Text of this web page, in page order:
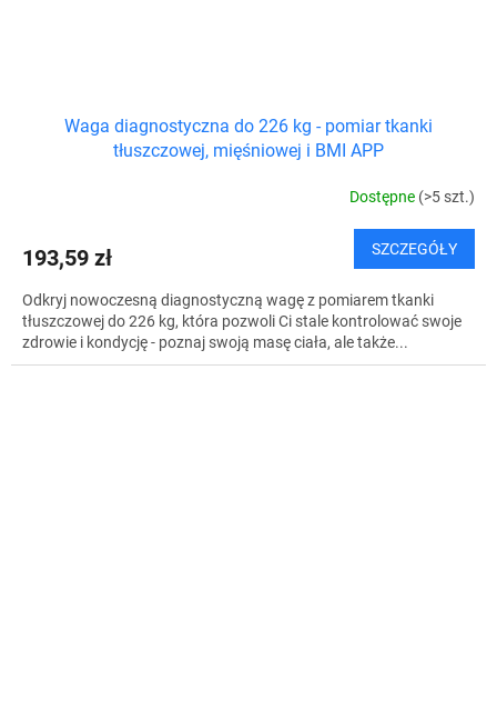
Waga diagnostyczna do 226 kg - pomiar tkanki
tłuszczowej, mięśniowej i BMI APP
Dostępne (>5 szt.)
193,59 zł SZCZEGÓŁY
Odkryj nowoczesną diagnostyczną wagę z pomiarem tkanki
tłuszczowej do 226 kg, która pozwoli Ci stale kontrolować swoje
zdrowie i kondycję - poznaj swoją masę ciała, ale także...